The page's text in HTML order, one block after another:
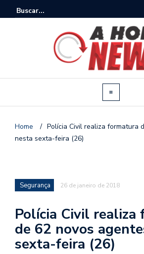
Home / Polícia Civil realiza formatura
nesta sexta-feira (26)
Segurança 26 de janeiro de 2018
Polícia Civil realiza
de 62 novos
sexta-feira (26)